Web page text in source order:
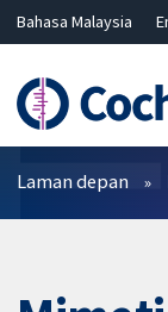
Bahasa Malaysia
Hrvatski
Deutsch
简体中文
Penapis
Laman depan